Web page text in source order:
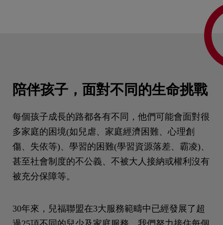
陪伴孩子，面對不同的生命挑戰
每個孩子成長的路都各有不同，他們可能會面對很
多家庭的困境(如兒虐、家庭經濟困難、心理創
傷、失依等)、學習的困難(學習資源落差、霸凌)、
甚至社會制度的不公義、不被大人接納或權利沒有
被充分保障等。
30年來，兒福聯盟在3大服務範疇中已經發展了超